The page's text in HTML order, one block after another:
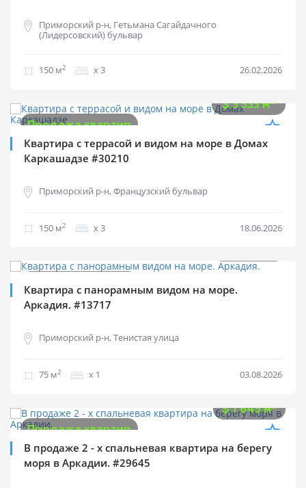
Приморский р-н, Гетьмана Сагайдачного
(Лидерсовский) бульвар
150 м2 х 3 26.02.2026
$3 333 м2
Продажа квартир
Квартира с террасой и видом на море в Домах
Каркашадзе #30210
Приморский р-н, Французский бульвар
150 м2 х 3 18.06.2026
Квартира с панорамным видом на море.
Аркадия. #13717
Приморский р-н, Тенистая улица
75 м2 х 1 03.08.2026
$1 645 м2
Продажа квартир
В продаже 2 - х спальневая квартира на берегу
моря в Аркадии. #29645